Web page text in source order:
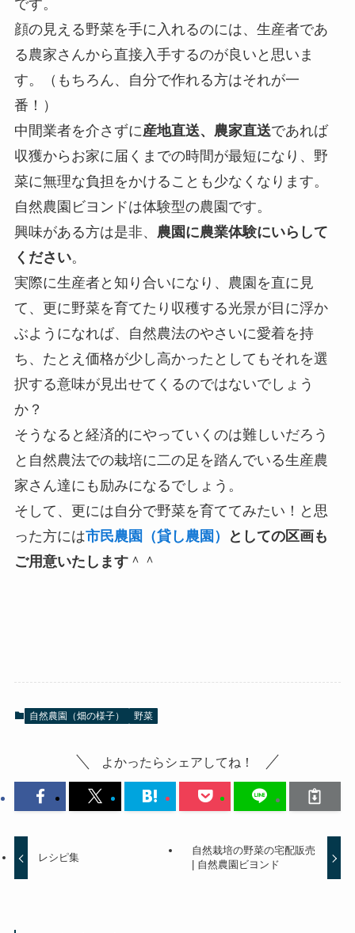
です。
顔の見える野菜を手に入れるのには、生産者であ
る農家さんから直接入手するのが良いと思いま
す。（もちろん、自分で作れる方はそれが一
番！）
中間業者を介さずに産地直送、農家直送であれば
収獲からお家に届くまでの時間が最短になり、野
菜に無理な負担をかけることも少なくなります。
自然農園ビヨンドは体験型の農園です。
興味がある方は是非、 農園に農業体験にいらして
ください。
実際に生産者と知り合いになり、農園を直に見
て、更に野菜を育てたり収穫する光景が目に浮か
ぶようになれば、自然農法のやさいに愛着を持
ち、たとえ価格が少し高かったとしてもそれを選
択する意味が見出せてくるのではないでしょう
か？
そうなると経済的にやっていくのは難しいだろう
と自然農法での栽培に二の足を踏んでいる生産農
家さん達にも励みになるでしょう。
そして、更には自分で野菜を育ててみたい！と思
った方には市民農園（貸し農園）
としての区画も
ご用意いたします＾＾
自然農園（畑の様子） 野菜
よかったらシェアしてね！
レシピ集
自然栽培の野菜の宅配販売
| 自然農園ビヨンド